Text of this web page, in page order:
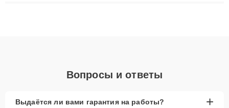
Вопросы и ответы
Выдаётся ли вами гарантия на работы? +